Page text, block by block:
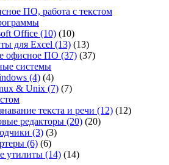
ПО, работа с текстом
Office (10) (10)
для Excel (13) (13)
офисное ПО (37) (37)
системы
(4) (4)
& Unix (7) (7)
текста и речи (12) (12)
редакторы (20) (20)
(3) (3)
(6) (6)
утилиты (14) (14)